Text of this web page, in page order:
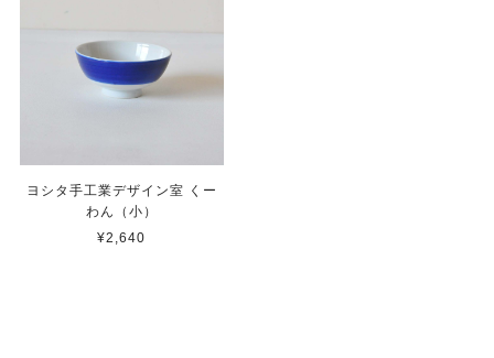
ヨシタ手工業デザイン室 くー
わん（小）
¥2,640